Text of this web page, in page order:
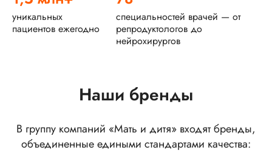
уникальных
пациентов ежегодно
специальностей врачей — от
репродуктологов до
нейрохирургов
Наши бренды
В группу компаний «Мать и дитя» входят бренды,
объединенные едиными стандартами качества: